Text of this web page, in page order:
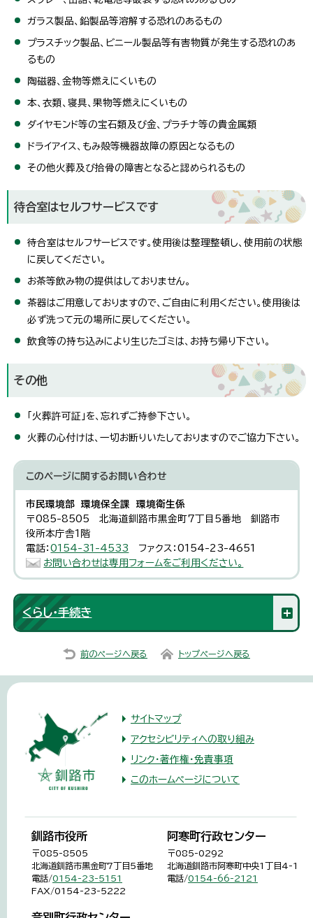
ガラス製品、鉛製品等溶解する恐れのあるもの
プラスチック製品、ビニール製品等有害物質が発生する恐れのあ
るもの
陶磁器、金物等燃えにくいもの
本、衣類、寝具、果物等燃えにくいもの
ダイヤモンド等の宝石類及び金、プラチナ等の貴金属類
ドライアイス、もみ殻等機器故障の原因となるもの
その他火葬及び拾骨の障害となると認められるもの
待合室はセルフサービスです
待合室はセルフサービスです。使用後は整理整頓し、使用前の状態
に戻してください。
お茶等飲み物の提供はしておりません。
茶器はご用意しておりますので、ご自由に利用ください。使用後は
必ず洗って元の場所に戻してください。
飲食等の持ち込みにより生じたゴミは、お持ち帰り下さい。
その他
「火葬許可証」を、忘れずご持参下さい。
火葬の心付けは、一切お断りいたしておりますのでご協力下さい。
このページに関するお問い合わせ
市民環境部 環境保全課 環境衛生係
〒085-8505 北海道釧路市黒金町7丁目5番地 釧路市
役所本庁舎1階
電話：0154-31-4533
ファクス：0154-23-4651
お問い合わせは専用フォームをご利用ください。
くらし・手続き
前のページへ戻る トップページへ戻る
サイトマップ
アクセシビリティへの取り組み
リンク・著作権・免責事項
このホームページについて
釧路市役所
〒085-8505
北海道釧路市黒金町7丁目5番地
電話/0154-23-5151
FAX/0154-23-5222
阿寒町行政センター
〒085-0292
北海道釧路市阿寒町中央1丁目4-1
電話/0154-66-2121